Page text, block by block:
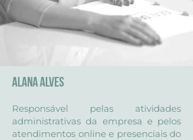
Alana Alves
Responsável pelas atividades
administrativas da empresa e pelos
atendimentos online e presenciais do